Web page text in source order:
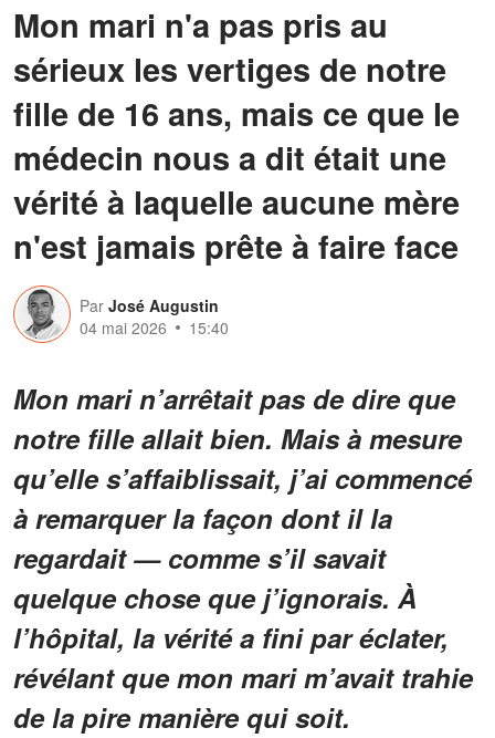
Mon mari n'a pas pris au
sérieux les vertiges de notre
fille de 16 ans, mais ce que le
médecin nous a dit était une
vérité à laquelle aucune mère
n'est jamais prête à faire face
Par José Augustin
04 mai 2026
15:40
Mon mari n’arrêtait pas de dire que
notre fille allait bien. Mais à mesure
qu’elle s’affaiblissait, j’ai commencé
à remarquer la façon dont il la
regardait — comme s’il savait
quelque chose que j’ignorais. À
l’hôpital, la vérité a fini par éclater,
révélant que mon mari m’avait trahie
de la pire manière qui soit.